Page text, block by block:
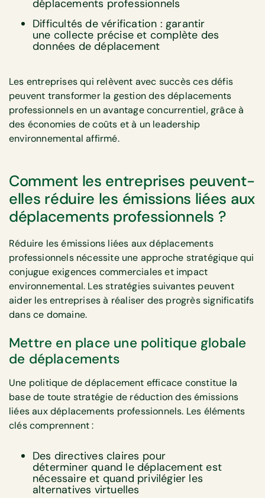
déplacements professionnels
Difficultés de vérification : garantir
une collecte précise et complète des
données de déplacement
Les entreprises qui relèvent avec succès ces défis
peuvent transformer la gestion des déplacements
professionnels en un avantage concurrentiel, grâce à
des économies de coûts et à un leadership
environnemental affirmé.
Comment les entreprises peuvent-
elles réduire les émissions liées aux
déplacements professionnels ?
Réduire les émissions liées aux déplacements
professionnels nécessite une approche stratégique qui
conjugue exigences commerciales et impact
environnemental. Les stratégies suivantes peuvent
aider les entreprises à réaliser des progrès significatifs
dans ce domaine.
Mettre en place une politique globale
de déplacements
Une politique de déplacement efficace constitue la
base de toute stratégie de réduction des émissions
liées aux déplacements professionnels. Les éléments
clés comprennent :
Des directives claires pour
déterminer quand le déplacement est
nécessaire et quand privilégier les
alternatives virtuelles